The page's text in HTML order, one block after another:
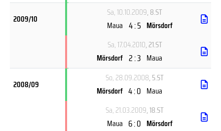
2009/10
Sa, 10.10.2009, 8.ST
Maua 4 : 5 Mörsdorf
Sa, 17.04.2010, 21.ST
Mörsdorf 2 : 3 Maua
2008/09
So, 28.09.2008, 5.ST
Mörsdorf 4 : 0 Maua
Sa, 21.03.2009, 18.ST
Maua 6 : 0 Mörsdorf